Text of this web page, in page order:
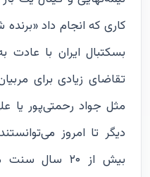
کاری که انجام داد
بسکتبال ایران با عادت
تقاضای زیادی برای
مثل جواد رحمتی‌پور یا
دیگر تا امروز
بیش از ۲۰ سال